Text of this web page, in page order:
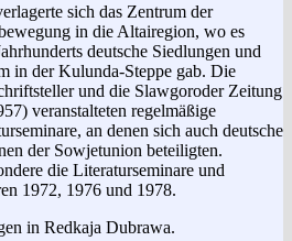
sich das Zentrum der
in die Altairegion, wo es
deutsche Siedlungen und
in der Kulunda-Steppe gab. Die
und die Slawgoroder Zeitung
veranstalteten regelmäßige
an denen sich auch deutsche
der Sow­jetunion beteiligten.
die Literaturseminare und
1972, 1976 und 1978.
in Redkaja Dubrawa.